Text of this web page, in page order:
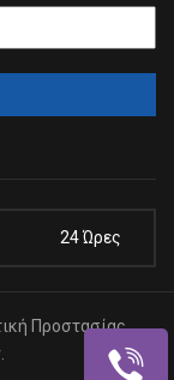
24 Ώρες
Προστασίας